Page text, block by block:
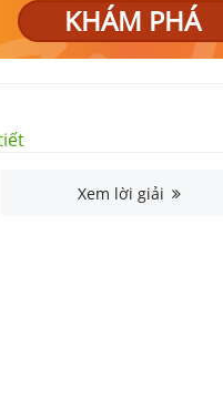
KHÁM PHÁ
Xem lời giải